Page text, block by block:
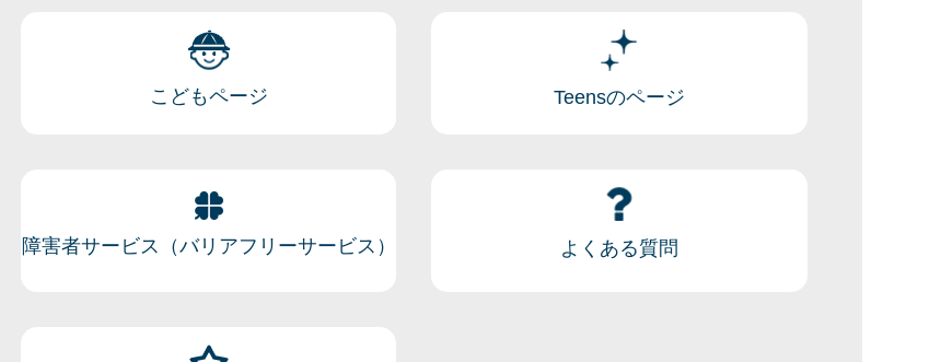
こどもページ Teensのページ
障害者サービス（バリアフリーサービス） よくある質問